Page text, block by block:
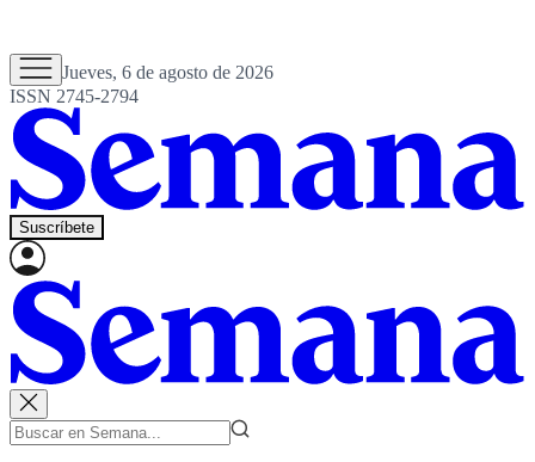
Jueves, 6 de agosto de 2026
ISSN 2745-2794
Suscríbete